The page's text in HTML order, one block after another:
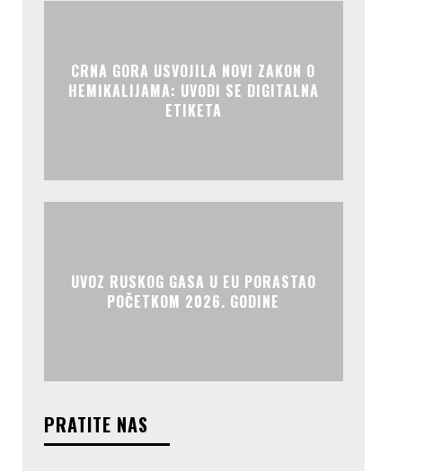
CRNA GORA USVOJILA NOVI ZAKON O
HEMIKALIJAMA: UVODI SE DIGITALNA
ETIKETA
UVOZ RUSKOG GASA U EU PORASTAO
POČETKOM 2026. GODINE
PRATITE NAS